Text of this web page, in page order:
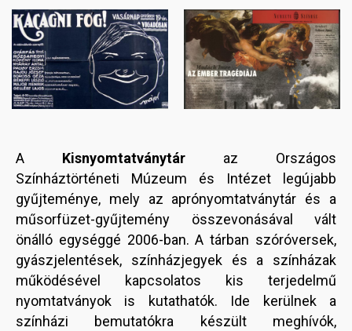
Image Image
A Kisnyomtatványtár az Országos
Színháztörténeti Múzeum és Intézet legújabb
gyűjteménye, mely az aprónyomtatványtár és a
műsorfüzet-gyűjtemény összevonásával vált
önálló egységgé 2006-ban. A tárban szóróversek,
gyászjelentések, színházjegyek és a színházak
működésével kapcsolatos kis terjedelmű
nyomtatványok is kutathatók. Ide kerülnek a
színházi bemutatókra készült meghívók,